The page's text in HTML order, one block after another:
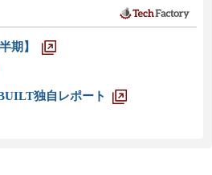
期】
独自レポート